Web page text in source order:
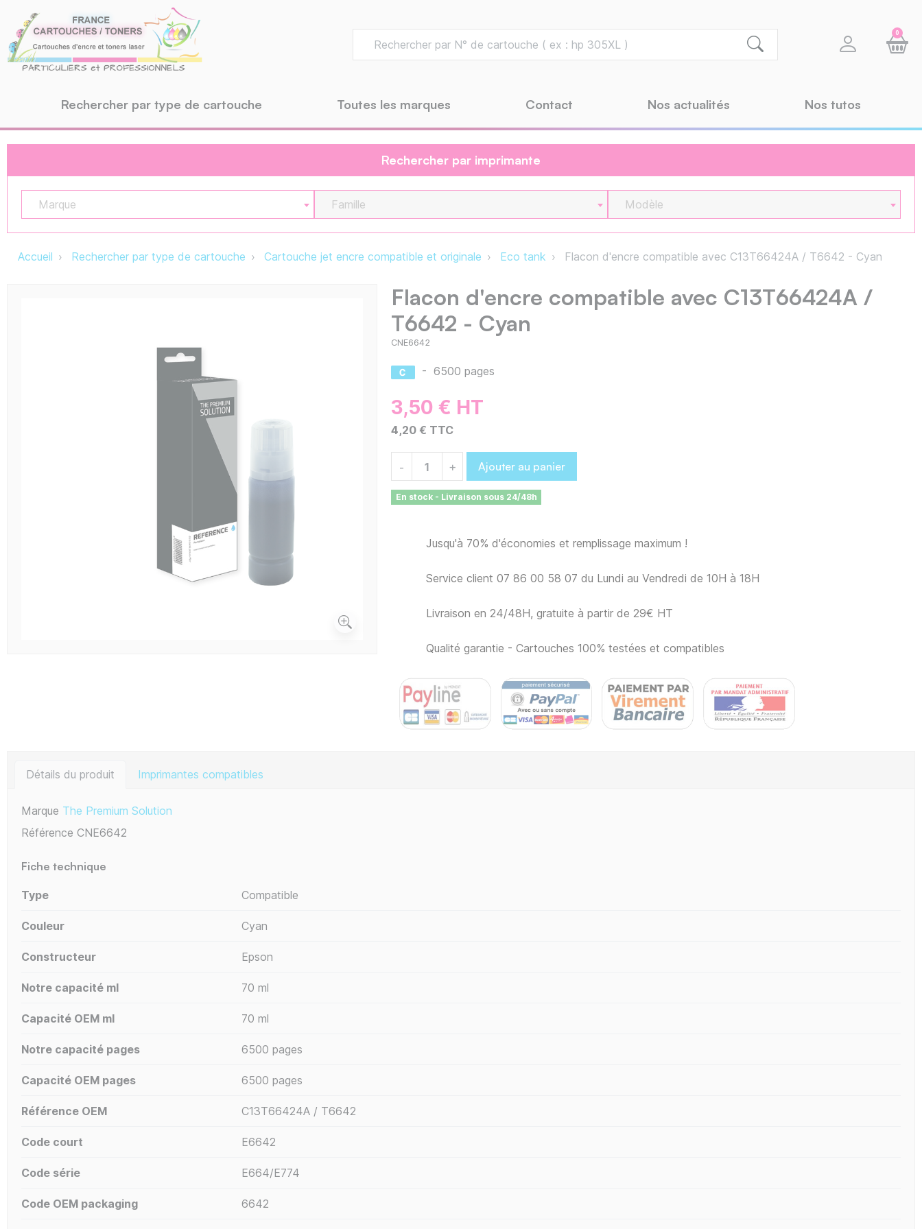
0
Rechercher par type de cartouche Toutes les marques Contact Nos actualités Nos tutos
Rechercher par imprimante
Marque Famille Modèle
Accueil Rechercher par type de cartouche Cartouche jet encre compatible et originale Eco tank Flacon d'encre compatible avec C13T66424A / T6642 - Cyan
Flacon d'encre compatible avec C13T66424A /
T6642 - Cyan
CNE6642
- 6500 pages
3,50 € HT
4,20 € TTC
- + Ajouter au panier
En stock - Livraison sous 24/48h
Jusqu'à 70% d'économies et remplissage maximum !
Service client 07 86 00 58 07 du Lundi au Vendredi de 10H à 18H
Livraison en 24/48H, gratuite à partir de 29€ HT
Qualité garantie - Cartouches 100% testées et compatibles
Détails du produit Imprimantes compatibles
Marque The Premium Solution
Référence CNE6642
Fiche technique
Type Compatible
Couleur Cyan
Constructeur Epson
Notre capacité ml 70 ml
Capacité OEM ml 70 ml
Notre capacité pages 6500 pages
Capacité OEM pages 6500 pages
Référence OEM C13T66424A / T6642
Code court E6642
Code série E664/E774
Code OEM packaging 6642